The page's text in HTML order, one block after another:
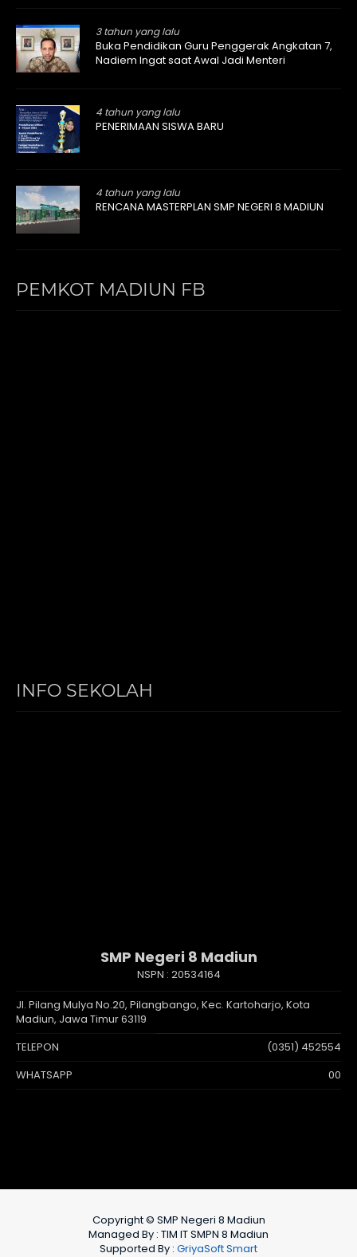
3 tahun yang lalu
Buka Pendidikan Guru Penggerak Angkatan 7,
Nadiem Ingat saat Awal Jadi Menteri
4 tahun yang lalu
PENERIMAAN SISWA BARU
4 tahun yang lalu
RENCANA MASTERPLAN SMP NEGERI 8 MADIUN
PEMKOT MADIUN FB
INFO SEKOLAH
SMP Negeri 8 Madiun
NSPN : 20534164
Jl. Pilang Mulya No.20, Pilangbango, Kec. Kartoharjo, Kota
Madiun, Jawa Timur 63119
TELEPON
(0351) 452554
WHATSAPP
00
Copyright © SMP Negeri 8 Madiun
Managed By : TIM IT SMPN 8 Madiun
Supported By : GriyaSoft Smart